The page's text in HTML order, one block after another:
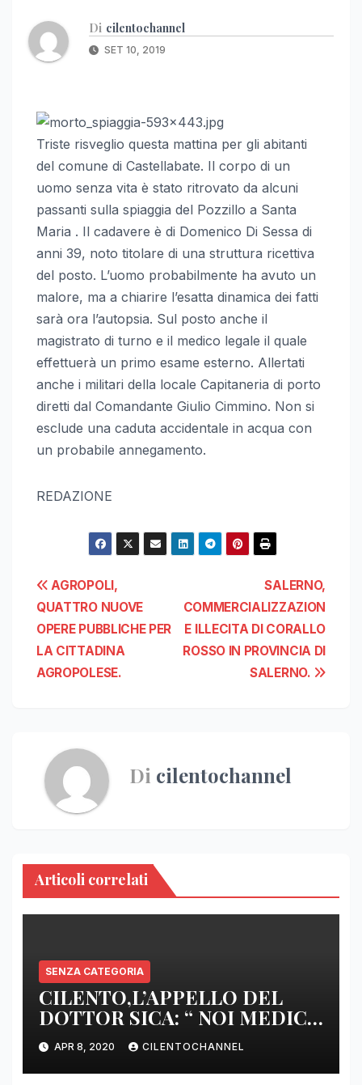
Di cilentochannel
SET 10, 2019
Triste risveglio questa mattina per gli abitanti
del comune di Castellabate. Il corpo di un
uomo senza vita è stato ritrovato da alcuni
passanti sulla spiaggia del Pozzillo a Santa
Maria . Il cadavere è di Domenico Di Sessa di
anni 39, noto titolare di una struttura ricettiva
del posto. L’uomo probabilmente ha avuto un
malore, ma a chiarire l’esatta dinamica dei fatti
sarà ora l’autopsia. Sul posto anche il
magistrato di turno e il medico legale il quale
effettuerà un primo esame esterno. Allertati
anche i militari della locale Capitaneria di porto
diretti dal Comandante Giulio Cimmino. Non si
esclude una caduta accidentale in acqua con
un probabile annegamento.
REDAZIONE
Navigazione
articoli
SALERNO,
COMMERCIALIZZAZION
E ILLECITA DI CORALLO
ROSSO IN PROVINCIA DI
SALERNO.
AGROPOLI,
QUATTRO NUOVE
OPERE PUBBLICHE PER
LA CITTADINA
AGROPOLESE.
Di cilentochannel
Articoli correlati
SENZA CATEGORIA
CILENTO,L’APPELLO DEL
DOTTOR SICA: “ NOI MEDICI
DI BASE SIAMO SENZA ARMI
E SENZA PRESIDI”
APR 8, 2020 CILENTOCHANNEL